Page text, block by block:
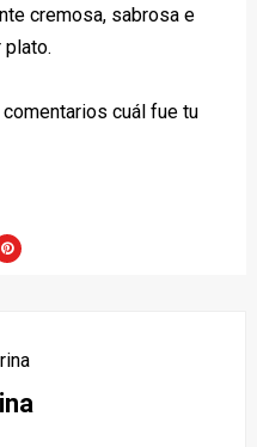
cremosa, sabrosa e
cuál fue tu